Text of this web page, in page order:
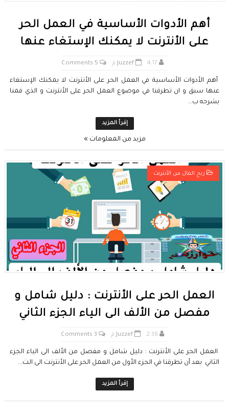
أهم الأدوات الأساسية في العمل الحر
على الأنترنت لا يمكنك الإستغاء عنها
Juzzef 4:17 م 5 Comments
أهم الأدوات الأساسية في العمل الحر على الأنترنت لا يمكنك الإستغاء
عنها سبق و ان تطرقنا في موضوع العمل الحر على الأنترنت و الذي قمنا
بشرحه ب...
إقرأ المزيد
مزيد من المعلومات »
ربح المال من الأنترنت
العمل الحر على الأنترنت : دليل شامل و
مفصل من الألف الى الياء الجزء الثاني
Juzzef 2:38 م 3 Comments
العمل الحر على الأنترنت : دليل شامل و مفصل من الألف الى الياء الجزء
الثاني بعد أن تطرقنا في الجزء الأول من العمل الحر على الأنترنت الى الت...
إقرأ المزيد